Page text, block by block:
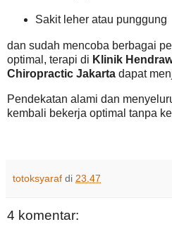
Sakit leher atau punggung
dan sudah mencoba berbagai
optimal, terapi di Klinik
Chiropractic Jakarta dapat
Pendekatan alami dan
kembali bekerja optimal tanpa
totoksyaraf di 23.47
4 komentar: